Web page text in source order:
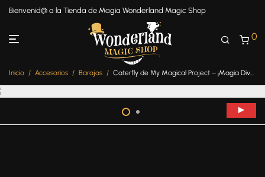
Bienvenid@ a la Tienda de Magia Wonderland Magic Shop
0
Inicio / Accesorios / Barajas / Caterfly de My Magical Project – ¡Magia Divertida y Visual para Niños!